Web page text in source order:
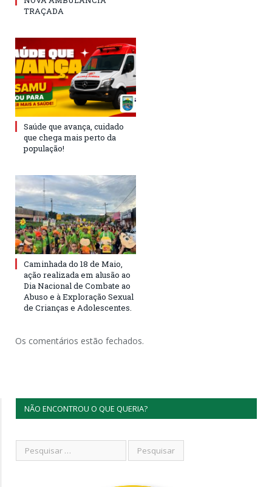
TRAÇADA
Saúde que avança, cuidado
que chega mais perto da
população!
Caminhada do 18 de Maio,
ação realizada em alusão ao
Dia Nacional de Combate ao
Abuso e à Exploração Sexual
de Crianças e Adolescentes.
Os comentários estão fechados.
NÃO ENCONTROU O QUE QUERIA?